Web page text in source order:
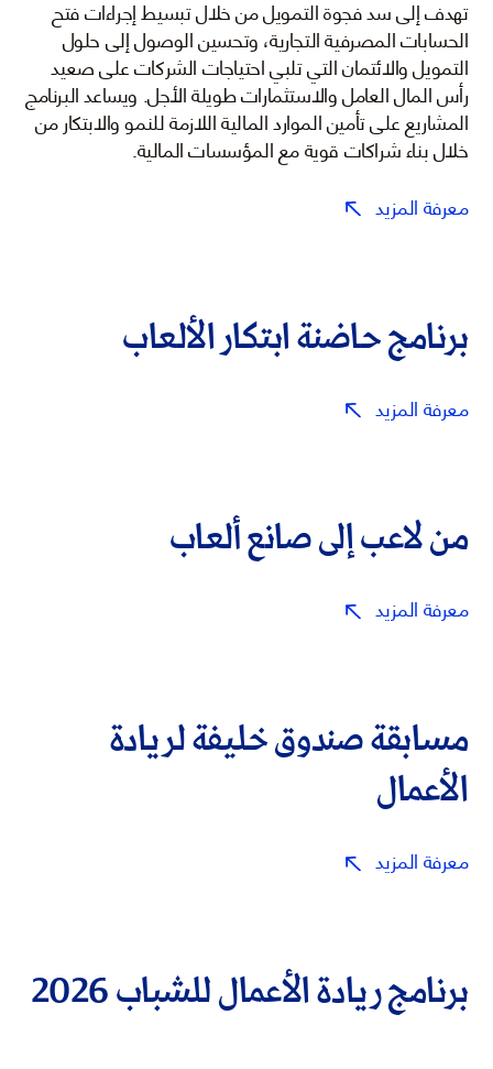
تهدف إلى سد فجوة التمويل من خلال تبسيط إجراءات فتح
الحسابات المصرفية التجارية، وتحسين الوصول إلى حلول
التمويل والائتمان التي تلبي احتياجات الشركات على صعيد
رأس المال العامل والاستثمارات طويلة الأجل. ويساعد البرنامج
المشاريع على تأمين الموارد المالية اللازمة للنمو والابتكار من
خلال بناء شراكات قوية مع المؤسسات المالية.
معرفة المزيد
برنامج حاضنة ابتكار الألعاب
معرفة المزيد
من لاعب إلى صانع ألعاب
معرفة المزيد
مسابقة صندوق خليفة لريادة
الأعمال
معرفة المزيد
برنامج ريادة الأعمال للشباب 2026